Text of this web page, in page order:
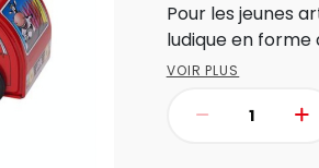
Pour les jeunes
ludique en forme
VOIR PLUS